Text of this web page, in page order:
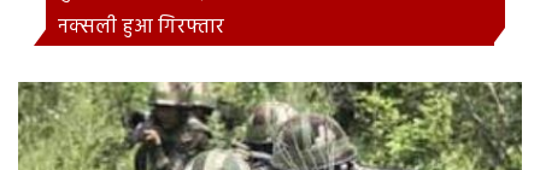
नक्सली हुआ गिरफ्तार